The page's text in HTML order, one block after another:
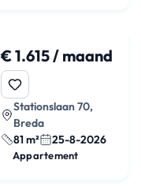
€ 1.615 / maand
Stationslaan 70,
Breda
81 m²
25-8-2026
Appartement